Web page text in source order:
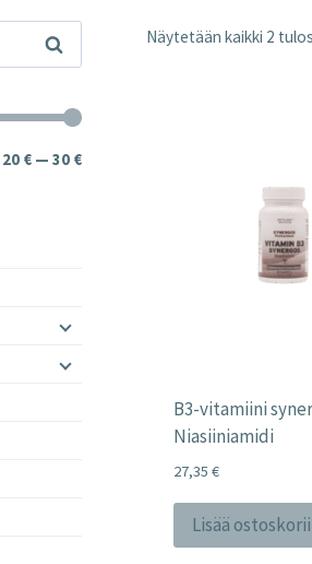
Näytetään kaikki 2
B3-vitamiini
Niasiiniamidi
27,35 €
Lisää
Haku
Minimihinta
Maksimihinta
20 €— 30 €